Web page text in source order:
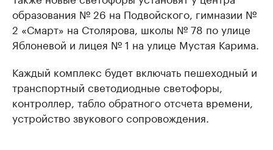
образования № 26 на Подвойского, гимназии №
2 «Смарт» на Столярова, школы № 78 по улице
Яблоневой и лицея № 1 на улице Мустая Карима.
Каждый комплекс будет включать пешеходный и
транспортный светодиодные светофоры,
контроллер, табло обратного отсчета времени,
устройство звукового сопровождения.